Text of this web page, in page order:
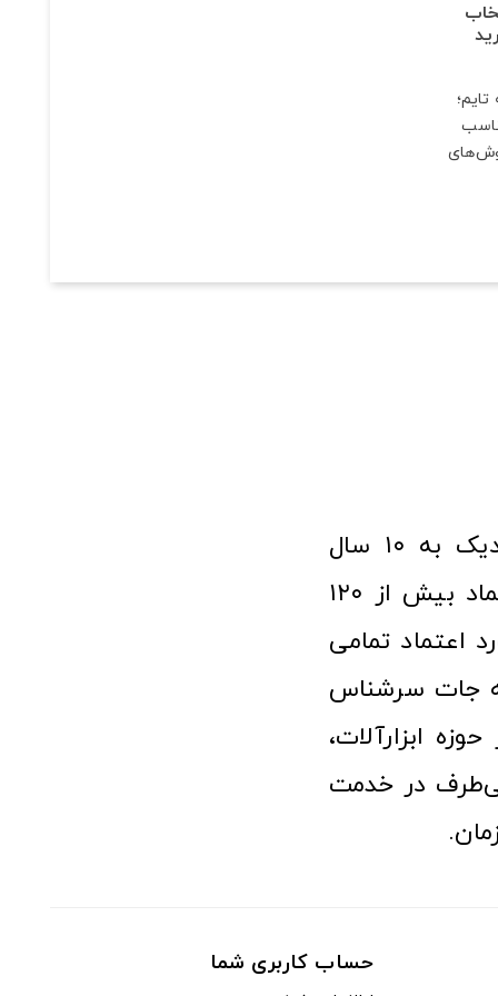
فروشگاه آنلاین ابزار و تجهیزات صنعتی کولیس با افتخار نزدیک به ۱۰ سال
فعالیت در عرصه ابزارآلات و کالاهای صنعتی توانسته مورد اعتماد بیش از ۱۲۰
اعتماد تمامی
جات سرشناس
ابزارآلات،
در خدمت
حساب کاربری شما